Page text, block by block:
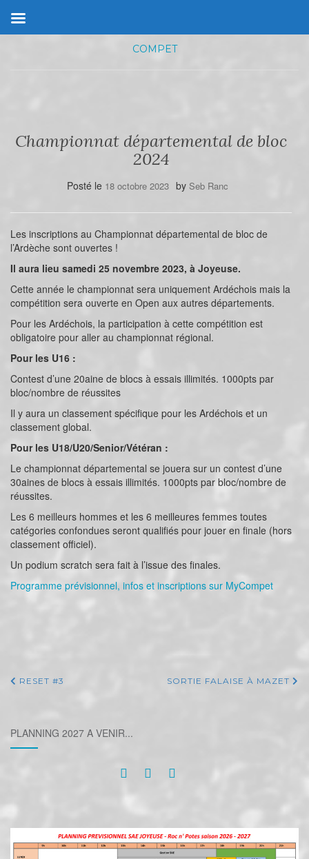
COMPET
Championnat départemental de bloc
2024
Posté le 18 octobre 2023 by Seb Ranc
Les inscriptions au Championnat départemental de bloc de
l’Ardèche sont ouvertes !
Il aura lieu samedi 25 novembre 2023, à Joyeuse.
Cette année le championnat sera uniquement Ardéchois mais la
compétition sera ouverte en Open aux autres départements.
Pour les Ardéchois, la participation à cette compétition est
obligatoire pour aller au championnat régional.
Pour les U16 :
Contest d’une 20aine de blocs à essais illimités. 1000pts par
bloc/nombre de réussites
Il y aura un classement spécifique pour les Ardéchois et un
classement global.
Pour les U18/U20/Senior/Vétéran :
Le championnat départemental se jouera sur un contest d’une
30aines de blocs à essais illimités. 1000pts par bloc/nombre de
réussites.
Les 6 meilleurs hommes et les 6 meilleures femmes toutes
catégories confondues seront qualifiés pour jouer en finale (hors
classement officiel).
Un podium scratch sera fait à l’issue des finales.
Programme prévisionnel, infos et inscriptions sur MyCompet
RESET #3 SORTIE FALAISE À MAZET
PLANNING 2027 A VENIR...